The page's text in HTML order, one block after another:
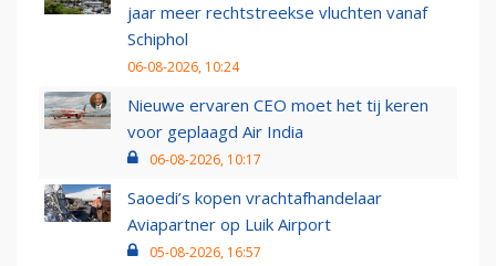
jaar meer rechtstreekse vluchten vanaf
Schiphol
06-08-2026, 10:24
Nieuwe ervaren CEO moet het tij keren
voor geplaagd Air India
06-08-2026, 10:17
Saoedi’s kopen vrachtafhandelaar
Aviapartner op Luik Airport
05-08-2026, 16:57